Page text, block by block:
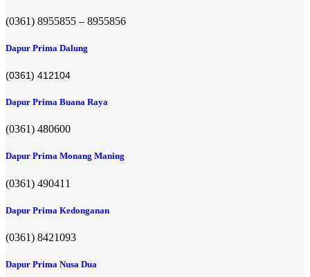
(0361) 8955855 – 8955856​
Dapur Prima Dalung
(0361) 412104
Dapur Prima Buana Raya
(0361) 480600
Dapur Prima Monang Maning
(0361) 490411​
Dapur Prima Kedonganan
(0361) 8421093
Dapur Prima Nusa Dua